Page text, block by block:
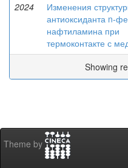
2024
Изменения
антиоксиданта n-
нафтиламина при
термоконтакте с
Showing
Theme by